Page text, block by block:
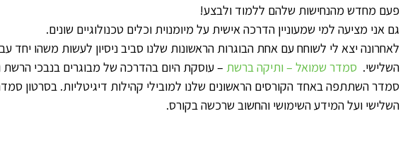
פעם מחדש מהנחישות שלהם ללמוד ולבצע!
גם אני מציעה למי שמעוניין הדרכה אישית על מיומנוית וכלים טכנולוגיים שונים.
לאחרונה יצא לי לשוחח עם אחת הבוגרות הראשונות שלנו סביב ניסיון לעשות משהו יחד
השלישי. סמדר שמואל – ותיקה ברשת – עוסקת היום בהדרכה של מבוגרים בנבכי הרשת
סמדר השתתפה באחד הקורסים הראשונים שלנו למובילי קהילות דיגיטליות. בסרטון
השלישי ועל המידע השימושי והחשוב שרכשה בקורס.